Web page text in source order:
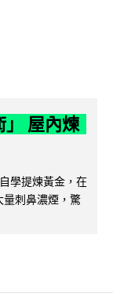
」 屋內煉
學提煉黃金，在
刺鼻濃煙，驚